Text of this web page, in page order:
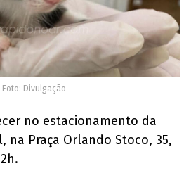
Foto: Divulgação
no estacionamento da
na Praça Orlando Stoco, 35,